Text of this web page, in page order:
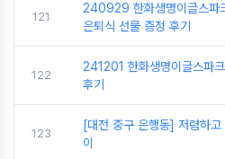
121
240929 한화생명이글스파
은퇴식 선물 증정 후기
122
241201 한화생명이글스파
후기
123
[대전 중구 은행동] 저렴하
이